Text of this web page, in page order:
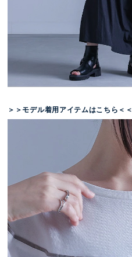
＞＞モデル着用アイテムはこちら＜＜